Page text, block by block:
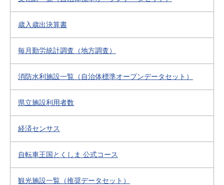
歳入歳出決算書
毎月勤労統計調査（地方調査）
消防水利施設一覧（自治体標準オープンデータセット）
県立施設利用者数
経済センサス
自転車王国とくしま 公式コース
観光施設一覧（推奨データセット）